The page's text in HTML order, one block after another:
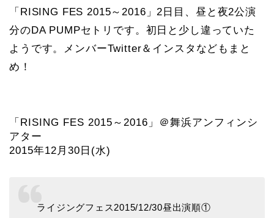
「RISING FES 2015～2016」2日目、昼と夜2公演
分のDA PUMPセトリです。初日と少し違っていた
ようです。メンバーTwitter＆インスタなどもまと
め！
「RISING FES 2015～2016」＠舞浜アンフィンシ
アター
2015年12月30日(水)
ライジングフェス2015/12/30昼出演順①